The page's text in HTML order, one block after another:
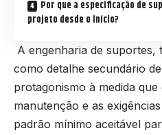
Por que a especificação de
projeto desde o início?
A engenharia de suportes,
como detalhe secundário
protagonismo à medida que
manutenção e as
padrão mínimo aceitável